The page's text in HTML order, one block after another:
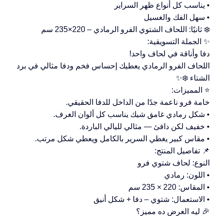
• يناسب كل أنواع ظهر السراير
• سهل الفك والغسيل
❄️ ثانيًا: اللحاف الشتوي الفرو الرمادي – 220×235 سم
✨ الجملة التسويقية:
دفا وأناقة في لحاف واحد!
اللحاف الفرو الرمادي يعطيك إحساس فخم ودفا مثالي في برد
الشتاء ❄️✨
⭐ المميزات:
خامة فرو ناعمة جدًا من الداخل للدفا الحقيقي.
• شكل رمادي غامق شيك يناسب كل ألوان الغرف.
• خفيف لكن دافئ — مثالي لليالي الباردة.
• مقاس كبير يغطي السرير بالكامل ويعطي شكل مرتب.
📌 تفاصيل المنتج:
النوع: لحاف شتوي فرو
• اللون: رمادي
• المقاس: 220 × 235 سم
• الاستعمال: شتوي – دفا + شكل أنيق
🎉 ليه العرض ده مميز؟